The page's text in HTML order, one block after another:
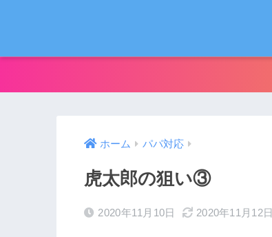
ホーム パパ対応
虎太郎の狙い③
2020年11月10日 2020年11月12日